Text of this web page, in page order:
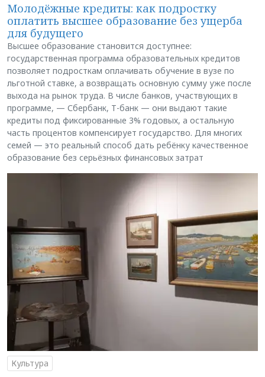
Молодёжные кредиты: как подростку
оплатить высшее образование без ущерба
для будущего
Высшее образование становится доступнее:
государственная программа образовательных кредитов
позволяет подросткам оплачивать обучение в вузе по
льготной ставке, а возвращать основную сумму уже после
выхода на рынок труда. В числе банков, участвующих в
программе, — Сбербанк, Т-банк — они выдают такие
кредиты под фиксированные 3% годовых, а остальную
часть процентов компенсирует государство. Для многих
семей — это реальный способ дать ребёнку качественное
образование без серьёзных финансовых затрат
Культура